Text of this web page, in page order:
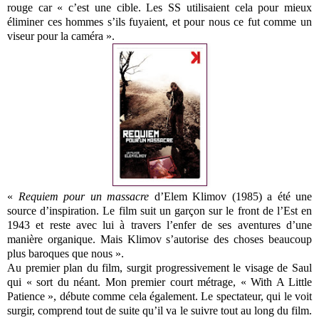
rouge car « c’est une cible. Les SS utilisaient cela pour mieux
éliminer ces hommes s’ils fuyaient, et pour nous ce fut comme un
viseur pour la caméra ».
« Requiem pour un massacre d’Elem Klimov (1985) a été une
source d’inspiration. Le film suit un garçon sur le front de l’Est en
1943 et reste avec lui à travers l’enfer de ses aventures d’une
manière organique. Mais Klimov s’autorise des choses beaucoup
plus baroques que nous ».
Au premier plan du film, surgit progressivement le visage de Saul
qui « sort du néant. Mon premier court métrage, « With A Little
Patience », débute comme cela également. Le spectateur, qui le voit
surgir, comprend tout de suite qu’il va le suivre tout au long du film.